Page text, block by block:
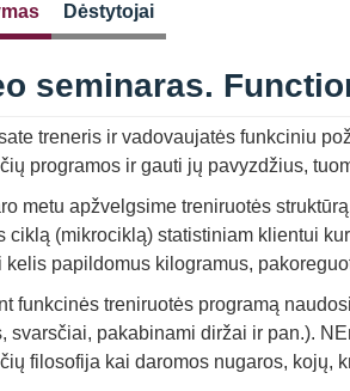
Dėstytojai
seminaras.
treneris ir vadovaujatės funkciniu
programos ir gauti jų pavyzdžius,
metu apžvelgsime treniruotės
ciklą (mikrociklą) statistiniam klientui
kelis papildomus kilogramus,
funkcinės treniruotės programą
svarsčiai, pakabinami diržai ir pan.).
filosofija kai daromos nugaros, kojų,